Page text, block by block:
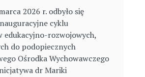
2026 r. odbyło się
cyklu
edukacyjno-rozwojowych,
do podopiecznych
Ośrodka Wychowawczego
dr Mariki